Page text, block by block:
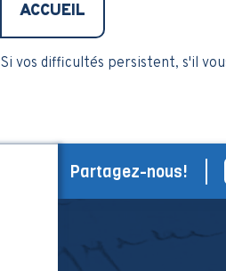
ACCUEIL
Si vos difficultés persistent, s'il
Partagez-nous!